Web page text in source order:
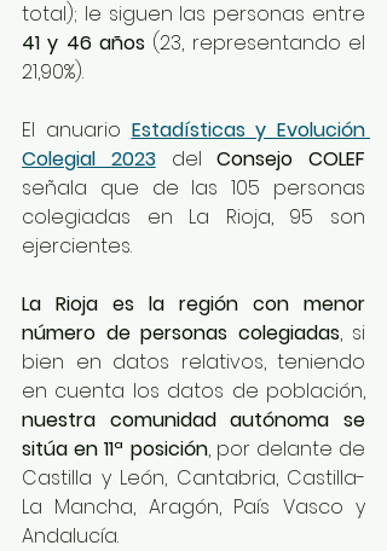
41 y 46 años (23, representando el
21,90%).
El anuario Estadísticas y Evolución
Colegial 2023 del Consejo COLEF
señala que de las 105 personas
colegiadas en La Rioja, 95 son
ejercientes.
La Rioja es la región con menor
número de personas colegiadas, si
bien en datos relativos, teniendo
nuestra comunidad autónoma se
sitúa en 11ª posición, por delante de
Castilla y León, Cantabria, Castilla-
La Mancha, Aragón, País Vasco y
Andalucía.